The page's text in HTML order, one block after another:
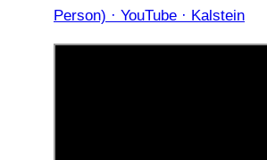
Person) · YouTube · Kalstein